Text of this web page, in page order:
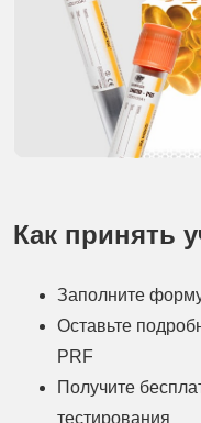
Как принять
Заполните
Оставьте
PRF
Получите
тестирования